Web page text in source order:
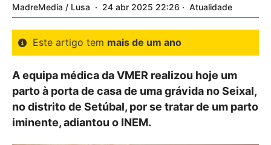
MadreMedia / Lusa 24 abr 2025 22:26 Atualidade
Este artigo tem mais de um ano
A equipa médica da VMER realizou hoje um
parto à porta de casa de uma grávida no Seixal,
no distrito de Setúbal, por se tratar de um parto
iminente, adiantou o INEM.